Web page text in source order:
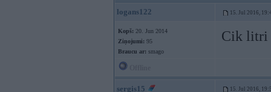
logans122 15. Jul 2016,
Kopš: 20. Jun 2014
Ziņojumi: 95
Braucu ar: smago
Cik litri
sergis15 15. Jul 2016,